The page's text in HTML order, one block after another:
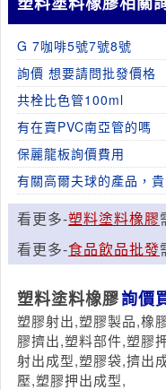
G 7咖啡5號7號8號
詢價 想要請問批發價格
共栓比色管100ml
有在賣PVC南亞管的嗎
保麗龍板詢價費用
有關高爾夫球的產品，
面的高爾夫球
看更多-塑料塗料橡膠
看更多-食品飲品批發
塑料塗料橡膠詢價
塑膠射出,塑膠製品,橡
膠擠出,塑料部件,塑膠
射出成型,塑膠袋,擠出
壓,塑膠押出成型,